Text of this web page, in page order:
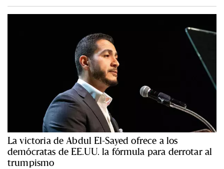
La victoria de Abdul El-Sayed ofrece a los
demócratas de EE.UU. la fórmula para derrotar al
trumpismo